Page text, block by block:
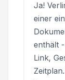
Ja!
einer
enthält
Link,